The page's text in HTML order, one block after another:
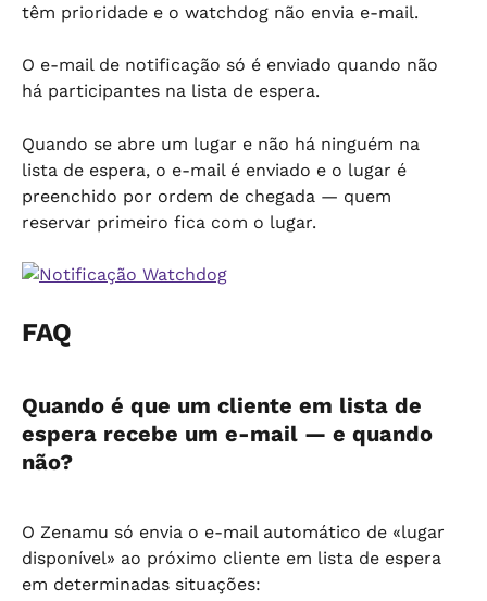
têm prioridade e o watchdog não envia e-mail.
O e-mail de notificação só é enviado quando não
há participantes na lista de espera.
Quando se abre um lugar e não há ninguém na
lista de espera, o e-mail é enviado e o lugar é
preenchido por ordem de chegada — quem
reservar primeiro fica com o lugar.
FAQ
Quando é que um cliente em lista de
espera recebe um e-mail — e quando
não?
O Zenamu só envia o e-mail automático de «lugar
disponível» ao próximo cliente em lista de espera
em determinadas situações: